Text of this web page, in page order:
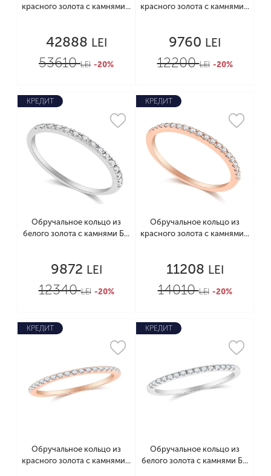
красного золота с камнями...
42888 LEI
53610LEI -20%
красного золота с камнями...
9760 LEI
12200LEI -20%
КРЕДИТ
Обручальное кольцо из
белого золота с камнями Б...
9872 LEI
12340LEI -20%
КРЕДИТ
Обручальное кольцо из
красного золота с камнями...
11208 LEI
14010LEI -20%
КРЕДИТ
Обручальное кольцо из
красного золота с камнями...
КРЕДИТ
Обручальное кольцо из
белого золота с камнями Б...